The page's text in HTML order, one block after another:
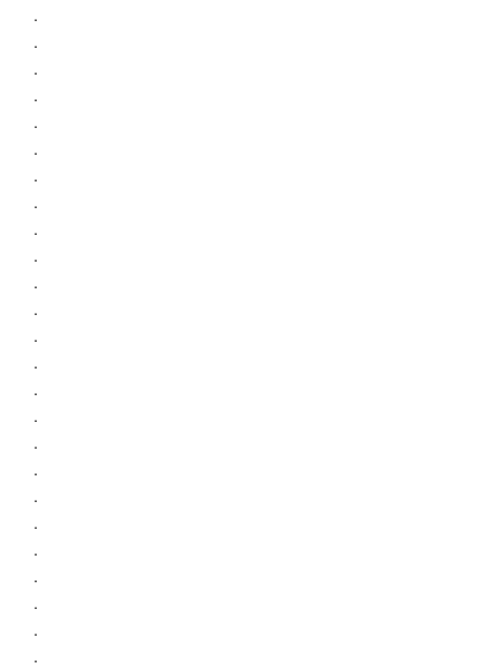
.
.
.
.
.
.
.
.
.
.
.
.
.
.
.
.
.
.
.
.
.
.
.
.
.